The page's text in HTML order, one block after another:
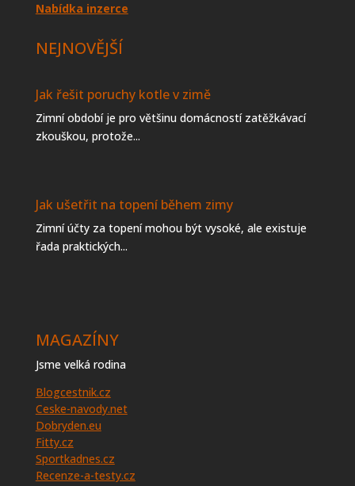
Nabídka inzerce
NEJNOVĚJŠÍ
Jak řešit poruchy kotle v zimě
Zimní období je pro většinu domácností zatěžkávací
zkouškou, protože...
Jak ušetřit na topení během zimy
Zimní účty za topení mohou být vysoké, ale existuje
řada praktických...
MAGAZÍNY
Jsme velká rodina
Blogcestnik.cz
Ceske-navody.net
Dobryden.eu
Fitty.cz
Sportkadnes.cz
Recenze-a-testy.cz